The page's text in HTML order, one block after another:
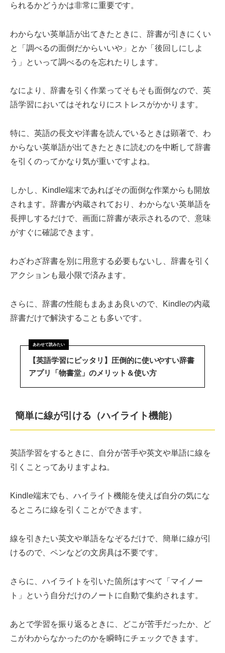
られるかどうかは非常に重要です。
わからない英単語が出てきたときに、辞書が引きにくい
と「調べるの面倒だからいいや」とか「後回しにしよ
う」といって調べるのを忘れたりします。
なにより、辞書を引く作業ってそもそも面倒なので、英
語学習においてはそれなりにストレスがかかります。
特に、英語の長文や洋書を読んでいるときは顕著で、わ
からない英単語が出てきたときに読むのを中断して辞書
を引くのってかなり気が重いですよね。
しかし、Kindle端末であればその面倒な作業からも開放
されます。辞書が内蔵されており、わからない英単語を
長押しするだけで、画面に辞書が表示されるので、意味
がすぐに確認できます。
わざわざ辞書を別に用意する必要もないし、辞書を引く
アクションも最小限で済みます。
さらに、辞書の性能もまあまあ良いので、Kindleの内蔵
辞書だけで解決することも多いです。
【英語学習にピッタリ】圧倒的に使いやすい辞書
アプリ「物書堂」のメリット＆使い方
簡単に線が引ける（ハイライト機能）
英語学習をするときに、自分が苦手や英文や単語に線を
引くことってありますよね。
Kindle端末でも、ハイライト機能を使えば自分の気にな
るところに線を引くことができます。
線を引きたい英文や単語をなぞるだけで、簡単に線が引
けるので、ペンなどの文房具は不要です。
さらに、ハイライトを引いた箇所はすべて「マイノー
ト」という自分だけのノートに自動で集約されます。
あとで学習を振り返るときに、どこが苦手だったか、ど
こがわからなかったのかを瞬時にチェックできます。